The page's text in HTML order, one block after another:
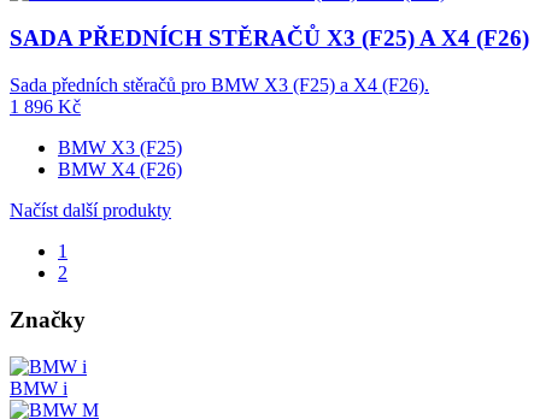
SADA PŘEDNÍCH STĚRAČŮ X3 (F25) A X4 (F26)
Sada předních stěračů pro BMW X3 (F25) a X4 (F26).
1 896 Kč
BMW X3 (F25)
BMW X4 (F26)
Načíst další produkty
1
2
Značky
BMW i